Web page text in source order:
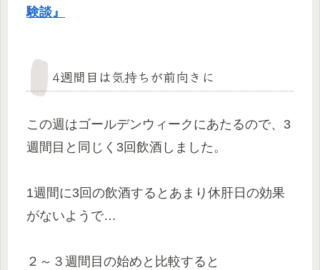
験談』
4週間目は気持ちが前向きに
この週はゴールデンウィークにあたるので、3
週間目と同じく3回飲酒しました。
1週間に3回の飲酒するとあまり休肝日の効果
がないようで…
２～３週間目の始めと比較すると